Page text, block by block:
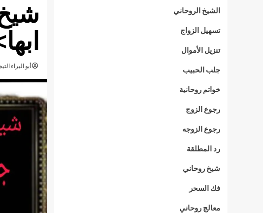
أبو البراء
الشيخ الروحاني
تسهيل الزواج
تنزيل الأموال
جلب الحبيب
خواتم روحانية
رجوع الزوج
رجوع الزوجه
رد المطلقة
شيخ روحاني
فك السحر
معالج روحاني